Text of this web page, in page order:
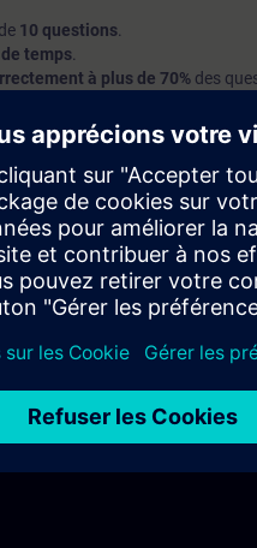
10 questions
temps
à plus de 70% des
vos connaissances